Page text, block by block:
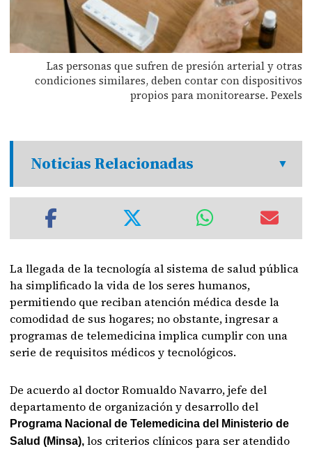
Las personas que sufren de presión arterial y otras
condiciones similares, deben contar con dispositivos
propios para monitorearse. Pexels
Noticias Relacionadas
La llegada de la tecnología al sistema de salud pública
ha simplificado la vida de los seres humanos,
permitiendo que reciban atención médica desde la
comodidad de sus hogares; no obstante, ingresar a
programas de telemedicina implica cumplir con una
serie de requisitos médicos y tecnológicos.
De acuerdo al doctor Romualdo Navarro, jefe del
departamento de organización y desarrollo del
Programa Nacional de Telemedicina del Ministerio de
Salud (Minsa), los criterios clínicos para ser atendido